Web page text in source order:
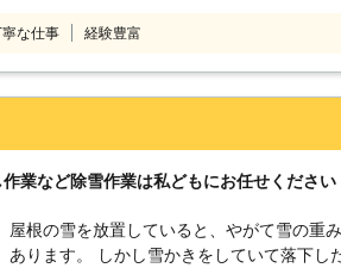
にまつわる事故が多発しています。 屋根の
屋根が崩落してしまう恐れがあり、また高
をされたりと、毎年のように事故が起こっ
けています。高いところの除雪はもちろん
ます。 お客様目線でアドバイスできるスタ
に、地域の皆様に喜ばれる会社として、こ
すので、よろしくお願い致します。
な仕事 経験豊富
業など除雪作業は私どもにお任せください
屋根の雪を放置していると、やがて雪の重
あります。 しかし雪かきをしていて落下し